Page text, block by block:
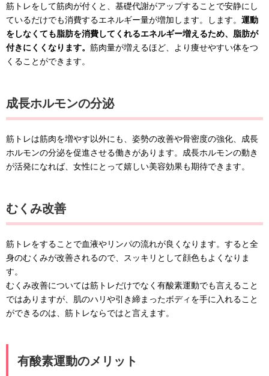
筋トレをして筋肉が付くと、基礎代謝がアップすることで安静にし
ているだけでも消費するエネルギー量が増加します。します。 運動
をしなくても脂肪を消費してくれるエネルギー増えるため、脂肪が
付きにくくなります。 筋肉量が増えるほど、より痩せやすい体をつ
くることができます。
成長ホルモンの分泌
筋トレは筋肉を増やす以外にも、姿勢の改善や骨密度の強化、成長
ホルモンの分泌を促進させる働きがあります。成長ホルモンの動き
が活発になれば、女性にとって嬉しい美容効果も期待できます。
むくみ改善
筋トレをすることで血液やリンパの流れが良くなります。すると全
身のむくみが改善されるので、スッキリとして顔色もよくなりま
す。
むくみ改善については筋トレだけでなく有酸素運動でも言えること
ではありますが、肌のハリや引き締まったボディを手に入れること
ができるのは、筋トレならではと言えます。
有酸素運動のメリット